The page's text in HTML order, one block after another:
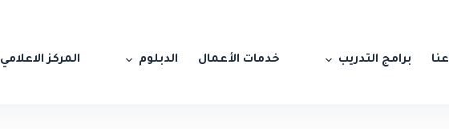
عنا برامج التدريب خدمات الأعمال الدبلوم المركز الاعلامي